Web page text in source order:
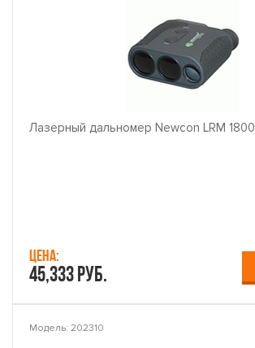
Лазерный дальномер Newcon LRM 1800
Цена:
45,333 руб.
Модель: 202310